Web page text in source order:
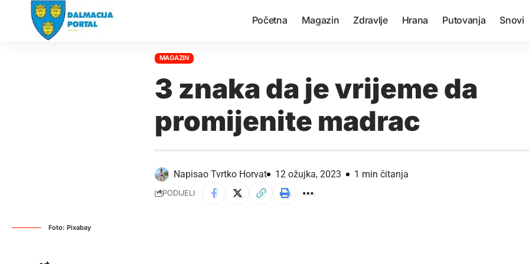
Početna Magazin Zdravlje Hrana Putovanja Snovi
MAGAZIN
3 znaka da je vrijeme da
promijenite madrac
Napisao Tvrtko Horvat 12 ožujka, 2023 1 min čitanja
PODIJELI
Foto: Pixabay